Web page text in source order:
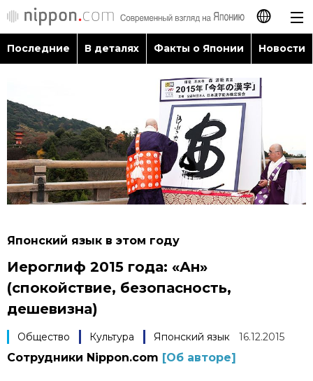
日本語
English
简体字
繁體字
Français
Последние
В деталях
Путеводитель по Японии
Фото/Видео
Последние В деталях Факты о Японии Новости
Японский язык в этом году
Иероглиф 2015 года: «Ан»
(спокойствие, безопасность,
дешевизна)
Общество Культура Японский язык 16.12.2015
Сотрудники Nippon.com [Об авторе]